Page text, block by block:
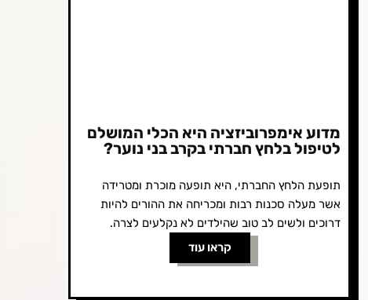
מדוע אימפרוביזציה היא הכלי המושלם
לטיפול בלחץ חברתי בקרב בני נוער?
תופעת הלחץ החברתי, היא תופעה מוכרת ומטרידה
אשר מעלה סכנות רבות ומכריחה את ההורים להיות
דרוכים ולשים לב טוב שהילדים לא נקלעים לצרה.
במאמר זה, נסביר מדוע סדנאות...
קראו עוד